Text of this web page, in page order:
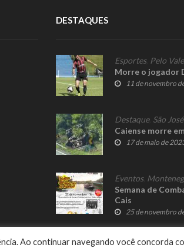
DESTAQUES
Esportes, Pelo Vale
Morre o jogador
11 de novembro
Destaque, São
Caiense morre
17 de maio de
Eventos,
Semana de
Cais
25 de novembro
Ao continuar navegando você concorda